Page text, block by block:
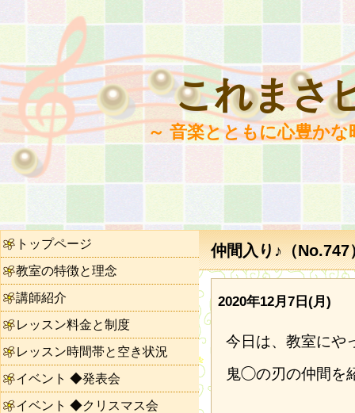
これまさ
～ 音楽とともに心豊か
仲間入り♪（No.747
2020年12月7日(月)
今日は、教室にや
鬼◯の刃の仲間を
トップページ
教室の特徴と理念
講師紹介
レッスン料金と制度
レッスン時間帯と空き状況
イベント ◆発表会
イベント ◆クリスマス会